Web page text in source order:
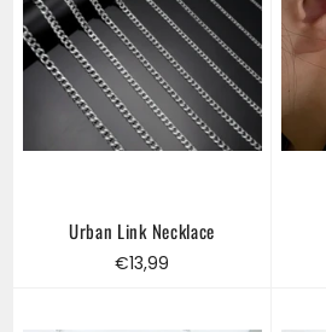
Urban Link Necklace
Regular
€13,99